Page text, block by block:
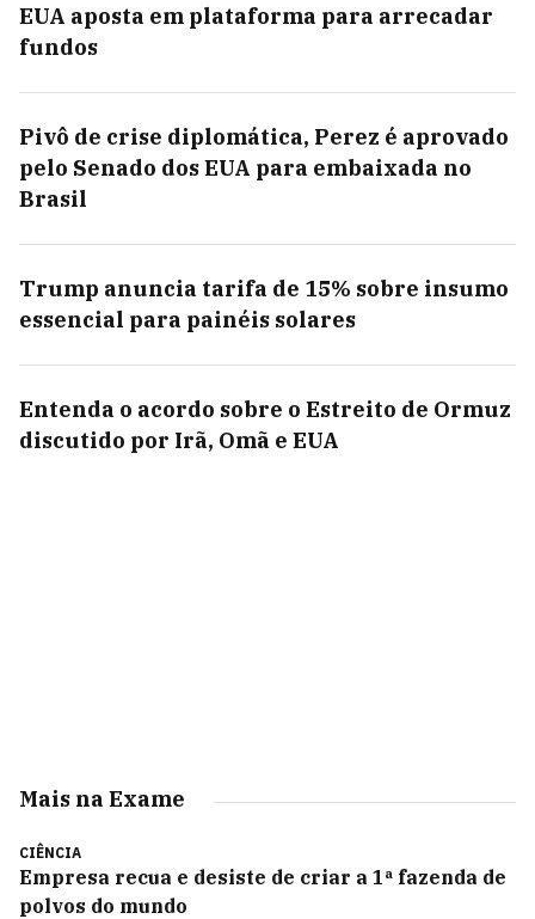
EUA aposta em plataforma para arrecadar
fundos
Pivô de crise diplomática, Perez é aprovado
pelo Senado dos EUA para embaixada no
Brasil
Trump anuncia tarifa de 15% sobre insumo
essencial para painéis solares
Entenda o acordo sobre o Estreito de Ormuz
discutido por Irã, Omã e EUA
Mais na Exame
CIÊNCIA
Empresa recua e desiste de criar a 1ª fazenda de
polvos do mundo